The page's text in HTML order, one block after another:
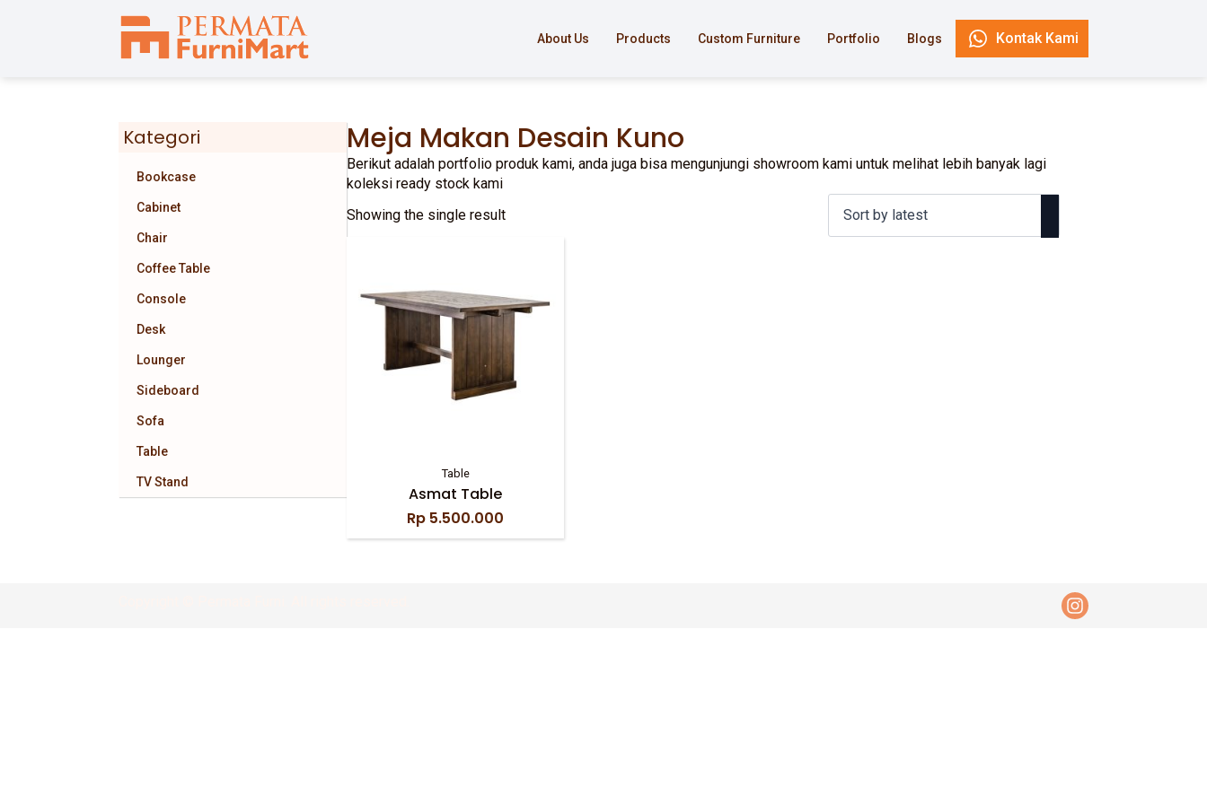
About Us Products Custom Furniture Portfolio Blogs Kontak Kami
Kategori
Bookcase
Cabinet
Chair
Coffee Table
Console
Desk
Lounger
Sideboard
Sofa
Table
TV Stand
Meja Makan Desain Kuno
Berikut adalah portfolio produk kami, anda juga bisa mengunjungi showroom kami untuk melihat lebih banyak lagi
koleksi ready stock kami
Showing the single result
Table
Asmat Table
Rp 5.500.000